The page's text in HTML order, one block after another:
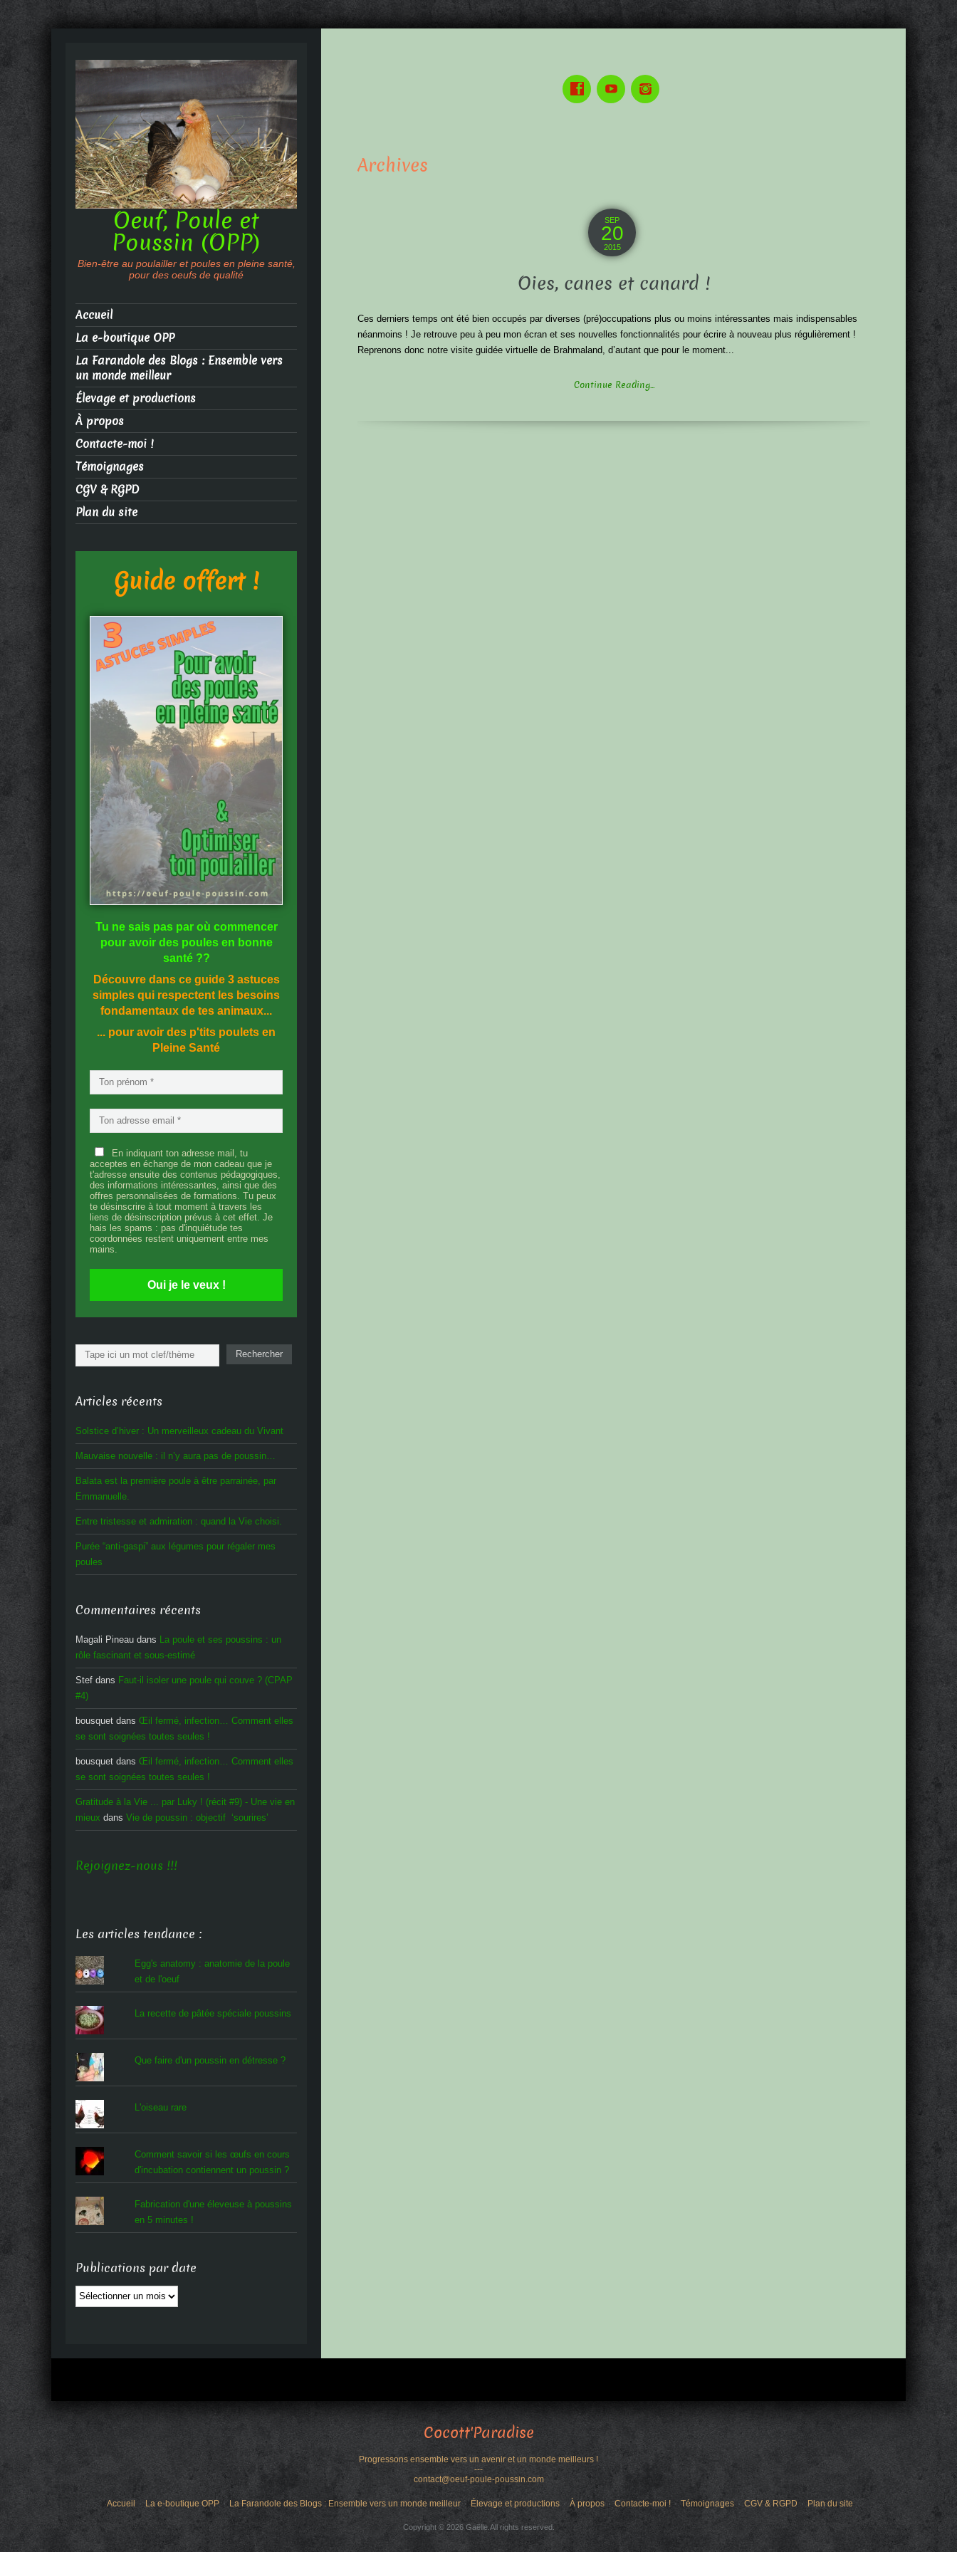
Archives
SEP
20
2015
Oies, canes et canard !
Ces derniers temps ont été bien occupés par diverses (pré)occupations plus ou moins intéressantes mais indispensables
néanmoins ! Je retrouve peu à peu mon écran et ses nouvelles fonctionnalités pour écrire à nouveau plus régulièrement !
Reprenons donc notre visite guidée virtuelle de Brahmaland, d’autant que pour le moment...
Continue Reading...
Oeuf, Poule et
Poussin (OPP)
Bien-être au poulailler et poules en pleine santé,
pour des oeufs de qualité
Accueil
La e-boutique OPP
La Farandole des Blogs : Ensemble vers
un monde meilleur
Élevage et productions
À propos
Contacte-moi !
Témoignages
CGV & RGPD
Plan du site
Guide offert !
Tu ne sais pas par où commencer
pour avoir des poules en bonne
santé??
Découvre dans ce guide 3 astuces
simples qui respectent les besoins
fondamentaux de tes animaux...
... pour avoir des p'tits poulets en
Pleine Santé
En indiquant ton adresse mail, tu
acceptes en échange de mon cadeau que je
t'adresse ensuite des contenus pédagogiques,
des informations intéressantes, ainsi que des
offres personnalisées de formations. Tu peux
te désinscrire à tout moment à travers les
liens de désinscription prévus à cet effet. Je
hais les spams : pas d'inquiétude tes
coordonnées restent uniquement entre mes
mains.
Oui je le veux !
Rechercher Rechercher
Articles récents
Solstice d’hiver : Un merveilleux cadeau du Vivant
Mauvaise nouvelle : il n’y aura pas de poussin…
Balata est la première poule à être parrainée, par
Emmanuelle.
Entre tristesse et admiration : quand la Vie choisi.
Purée “anti-gaspi” aux légumes pour régaler mes
poules
Commentaires récents
Magali Pineau dans La poule et ses poussins : un
rôle fascinant et sous-estimé
Stef dans Faut-il isoler une poule qui couve ? (CPAP
#4)
bousquet dans Œil fermé, infection… Comment elles
se sont soignées toutes seules !
bousquet dans Œil fermé, infection… Comment elles
se sont soignées toutes seules !
Gratitude à la Vie ... par Luky ! (récit #9) - Une vie en
mieux dans Vie de poussin : objectif ‘sourires’
Rejoignez-nous !!!
Les articles tendance :
Egg's anatomy : anatomie de la poule
et de l'oeuf
La recette de pâtée spéciale poussins
Que faire d'un poussin en détresse ?
L'oiseau rare
Comment savoir si les œufs en cours
d'incubation contiennent un poussin ?
Fabrication d'une éleveuse à poussins
en 5 minutes !
Publications par date
Publications
par
Cocott'Paradise
Progressons ensemble vers un avenir et un monde meilleurs !
---
contact@oeuf-poule-poussin.com
Accueil La e-boutique OPP La Farandole des Blogs : Ensemble vers un monde meilleur Élevage et productions À propos Contacte-moi ! Témoignages CGV & RGPD Plan du site
Copyright © 2026 Gaëlle.All rights reserved.